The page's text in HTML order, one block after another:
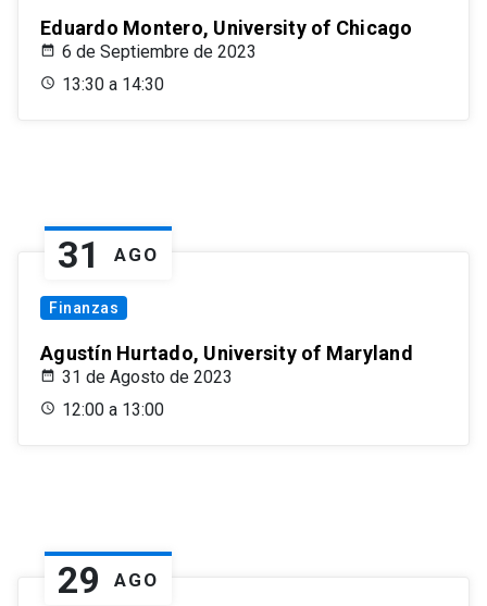
Eduardo Montero, University of Chicago
6 de Septiembre de 2023
13:30 a 14:30
31 AGO
Finanzas
Agustín Hurtado, University of Maryland
31 de Agosto de 2023
12:00 a 13:00
29 AGO